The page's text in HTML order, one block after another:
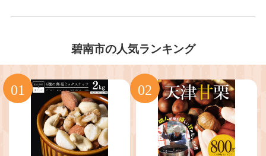
碧南市の人気ランキング